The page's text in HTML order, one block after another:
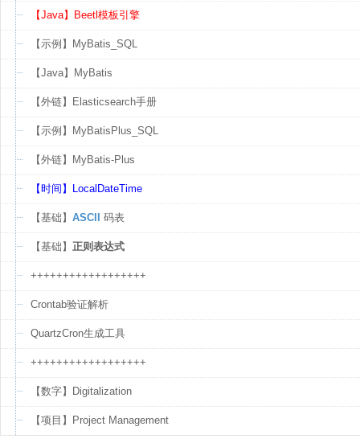
【Java】Beetl模板引擎
【示例】MyBatis_SQL
【Java】MyBatis
【外链】Elasticsearch手册
【示例】MyBatisPlus_SQL
【外链】MyBatis-Plus
【时间】LocalDateTime
【基础】 ASCII 码表
【基础】 正则表达式
++++++++++++++++++
Crontab验证解析
QuartzCron生成工具
++++++++++++++++++
【数字】Digitalization
【项目】Project Management